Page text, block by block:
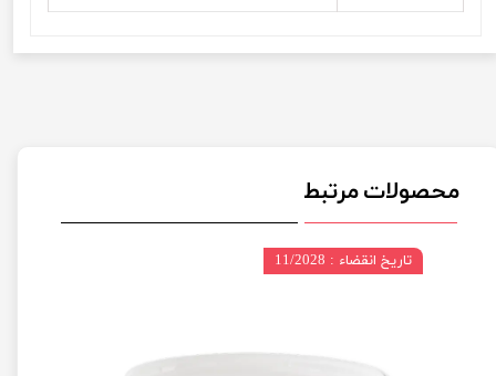
محصولات مرتبط
تاریخ انقضاء : 11/2028